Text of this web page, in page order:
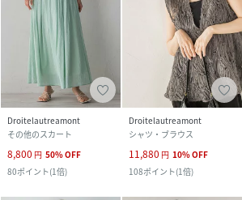
Droitelautreamont
その他のスカート
8,800 円 50%OFF
80ポイント(1倍)
Droitelautreamont
シャツ・ブラウス
11,880 円 10%OFF
108ポイント(1倍)